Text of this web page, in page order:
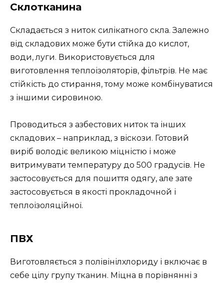
Склотканина
Складається з ниток силікатного скла. Залежно
від складових може бути стійка до кислот,
води, луги. Використовується для
виготовлення теплоізоляторів, фільтрів. Не має
стійкість до стирання, тому може комбінуватися
з іншими сировиною.
Проводиться з азбестових ниток та інших
складових – наприклад, з віскози. Готовий
виріб володіє великою міцністю і може
витримувати температуру до 500 градусів. Не
застосовується для пошиття одягу, але зате
застосовується в якості прокладочной і
теплоізоляційної.
ПВХ
Виготовляється з полівінілхлориду і включає в
себе цілу групу тканин. Міцна в порівнянні з